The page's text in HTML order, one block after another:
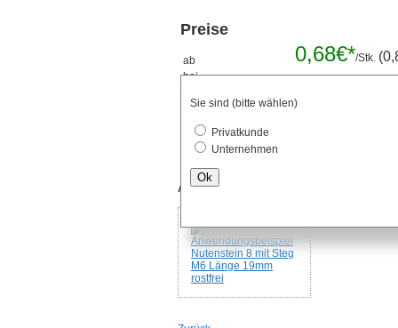
Preise
Sie sind (bitte wählen)
Privatkunde
Unternehmen
Ok
ab 0,68€*/Stk.
bei
Stk.
Anwendungsbeispiel